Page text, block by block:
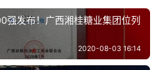
强发布！广西湘桂糖业集团位列
2020-08-03 16:14